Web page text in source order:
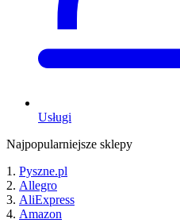
Usługi
Najpopularniejsze sklepy
Pyszne.pl
Allegro
AliExpress
Amazon